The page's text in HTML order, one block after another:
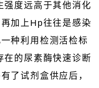
强度远高于其他消化
加上Hp往往是感染
种利用检测活检标
在的尿素酶快速诊断
了试剂盒供应后，